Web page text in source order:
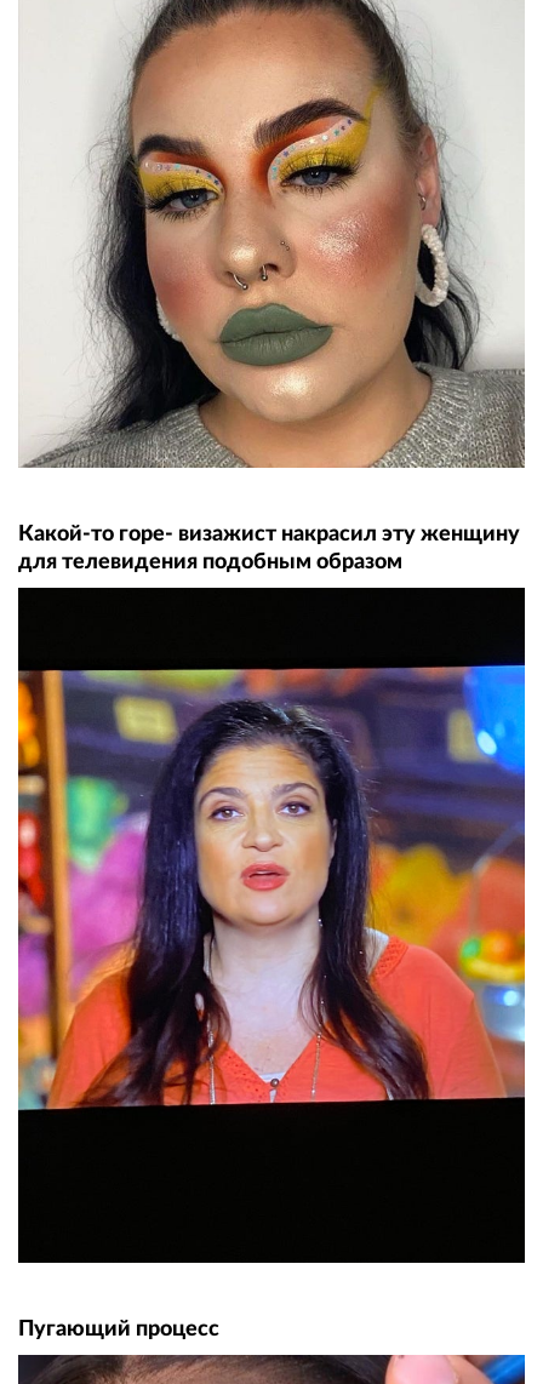
Какой-то горе- визажист накрасил эту женщину
для телевидения подобным образом
Пугающий процесс